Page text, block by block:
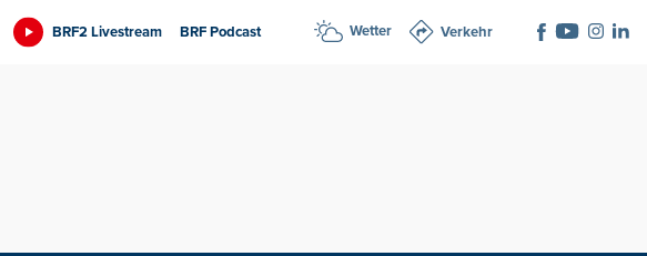
BRF2 Livestream BRF Podcast Wetter Verkehr